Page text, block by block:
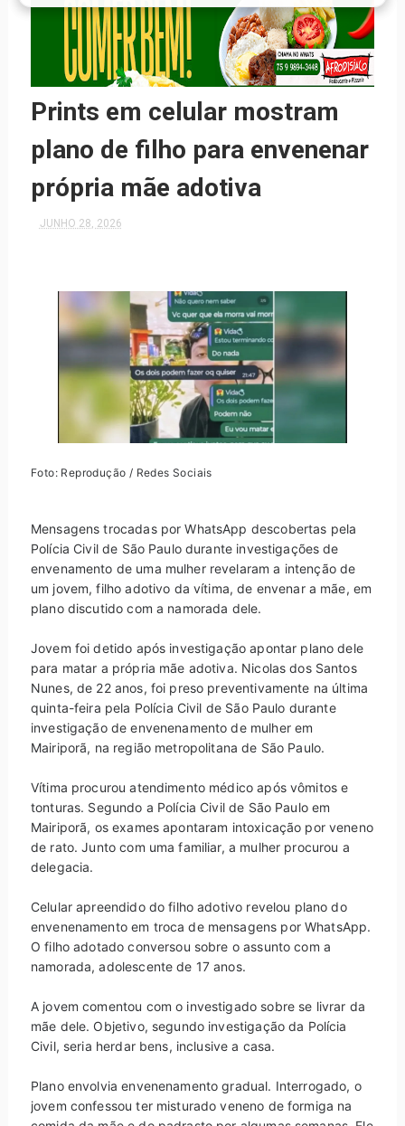
Prints em celular mostram
plano de filho para envenenar
própria mãe adotiva
JUNHO 28, 2026
Foto: Reprodução / Redes Sociais
Mensagens trocadas por WhatsApp descobertas pela
Polícia Civil de São Paulo durante investigações de
envenamento de uma mulher revelaram a intenção de
um jovem, filho adotivo da vítima, de envenar a mãe, em
plano discutido com a namorada dele.
Jovem foi detido após investigação apontar plano dele
para matar a própria mãe adotiva. Nicolas dos Santos
Nunes, de 22 anos, foi preso preventivamente na última
quinta-feira pela Polícia Civil de São Paulo durante
investigação de envenenamento de mulher em
Mairiporã, na região metropolitana de São Paulo.
Vítima procurou atendimento médico após vômitos e
tonturas. Segundo a Polícia Civil de São Paulo em
Mairiporã, os exames apontaram intoxicação por veneno
de rato. Junto com uma familiar, a mulher procurou a
delegacia.
Celular apreendido do filho adotivo revelou plano do
envenenamento em troca de mensagens por WhatsApp.
O filho adotado conversou sobre o assunto com a
namorada, adolescente de 17 anos.
A jovem comentou com o investigado sobre se livrar da
mãe dele. Objetivo, segundo investigação da Polícia
Civil, seria herdar bens, inclusive a casa.
Plano envolvia envenenamento gradual. Interrogado, o
jovem confessou ter misturado veneno de formiga na